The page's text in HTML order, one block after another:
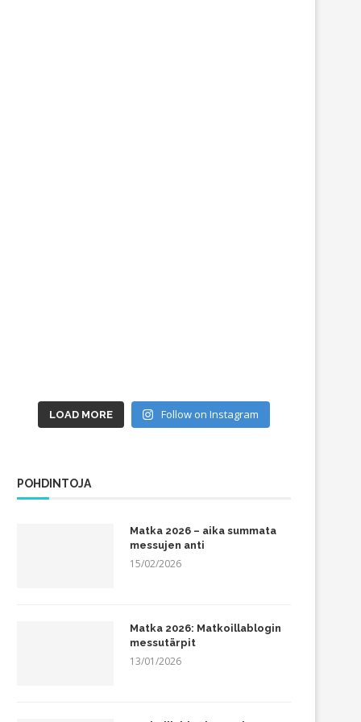
LOAD MORE Follow on Instagram
POHDINTOJA
Matka 2026 – aika summata
messujen anti
15/02/2026
Matka 2026: Matkoillablogin
messutärpit
13/01/2026